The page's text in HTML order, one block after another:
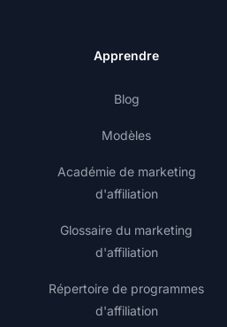
Apprendre
Blog
Modèles
Académie de marketing
d'affiliation
Glossaire du marketing
d'affiliation
Répertoire de programmes
d'affiliation